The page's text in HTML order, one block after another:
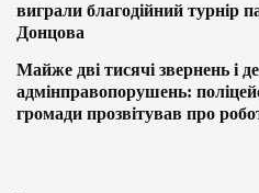
виграли благодійний турнір
Донцова
Майже дві тисячі звернень і
адмінправопорушень:
громади прозвітував про